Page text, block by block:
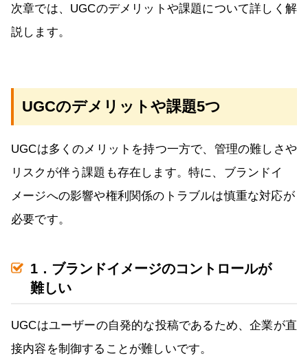
次章では、UGCのデメリットや課題について詳しく解
説します。
UGCのデメリットや課題5つ
UGCは多くのメリットを持つ一方で、管理の難しさや
リスクが伴う課題も存在します。特に、ブランドイ
メージへの影響や権利関係のトラブルは慎重な対応が
必要です。
1．ブランドイメージのコントロールが
難しい
UGCはユーザーの自発的な投稿であるため、企業が直
接内容を制御することが難しいです。